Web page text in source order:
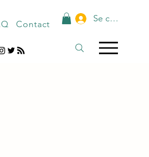
Contact
Se connecter